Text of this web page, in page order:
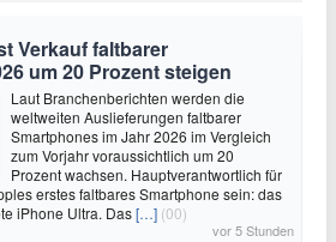
Verkauf faltbarer
um 20 Prozent steigen
Laut Branchenberichten werden die
weltweiten Auslieferungen faltbarer
Smartphones im Jahr 2026 im Vergleich
zum Vorjahr voraussichtlich um 20
Prozent wachsen. Hauptverantwortlich für
erstes faltbares Smartphone sein: das
iPhone Ultra. Das[…] (00)
vor 5 Stunden